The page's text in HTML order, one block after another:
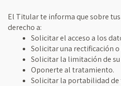
El Titular te informa que sobre
derecho a:
Solicitar el acceso a los
Solicitar una rectificación
Solicitar la limitación de
Oponerte al tratamiento.
Solicitar la portabilidad de